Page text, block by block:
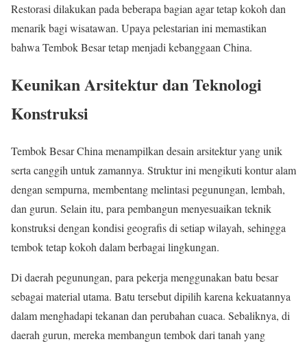
Restorasi dilakukan pada beberapa bagian agar tetap kokoh dan
menarik bagi wisatawan. Upaya pelestarian ini memastikan
bahwa Tembok Besar tetap menjadi kebanggaan China.
Keunikan Arsitektur dan Teknologi
Konstruksi
Tembok Besar China menampilkan desain arsitektur yang unik
serta canggih untuk zamannya. Struktur ini mengikuti kontur alam
dengan sempurna, membentang melintasi pegunungan, lembah,
dan gurun. Selain itu, para pembangun menyesuaikan teknik
konstruksi dengan kondisi geografis di setiap wilayah, sehingga
tembok tetap kokoh dalam berbagai lingkungan.
Di daerah pegunungan, para pekerja menggunakan batu besar
sebagai material utama. Batu tersebut dipilih karena kekuatannya
dalam menghadapi tekanan dan perubahan cuaca. Sebaliknya, di
daerah gurun, mereka membangun tembok dari tanah yang